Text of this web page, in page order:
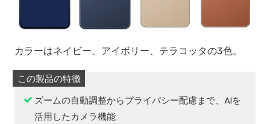
カラーはネイビー、アイボリー、テラコッタの3色。
ズームの自動調整からプライバシー配慮まで、AIを
活用したカメラ機能